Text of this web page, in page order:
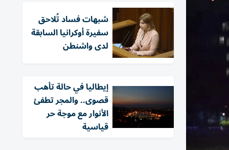
شبهات فساد تُلاحق
سفيرة أوكرانيا السابقة
لدى واشنطن
إيطاليا في حالة تأهب
قصوى.. والمجر تطفئ
الأنوار مع موجة حر
قياسية